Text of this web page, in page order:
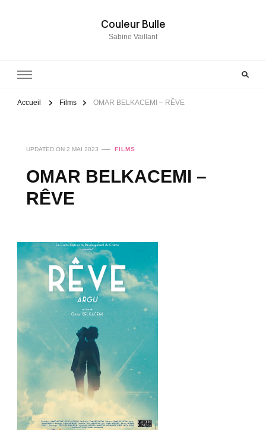
Couleur Bulle
Sabine Vaillant
Accueil Films OMAR BELKACEMI – RÊVE
UPDATED ON 2 MAI 2023 FILMS
OMAR BELKACEMI –
RÊVE